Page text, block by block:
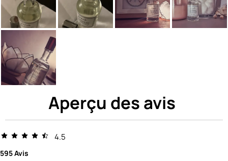
Aperçu des avis
4.5
595 Avis